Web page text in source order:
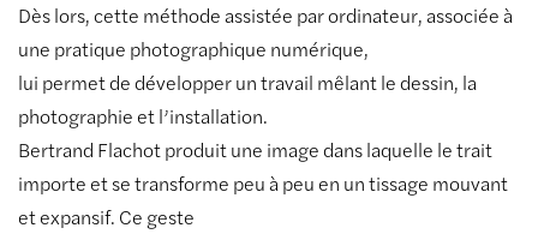
Dès lors, cette méthode assistée par ordinateur, associée à
une pratique photographique numérique,
lui permet de développer un travail mêlant le dessin, la
photographie et l’installation.
Bertrand Flachot produit une image dans laquelle le trait
importe et se transforme peu à peu en un tissage mouvant
et expansif. Ce geste